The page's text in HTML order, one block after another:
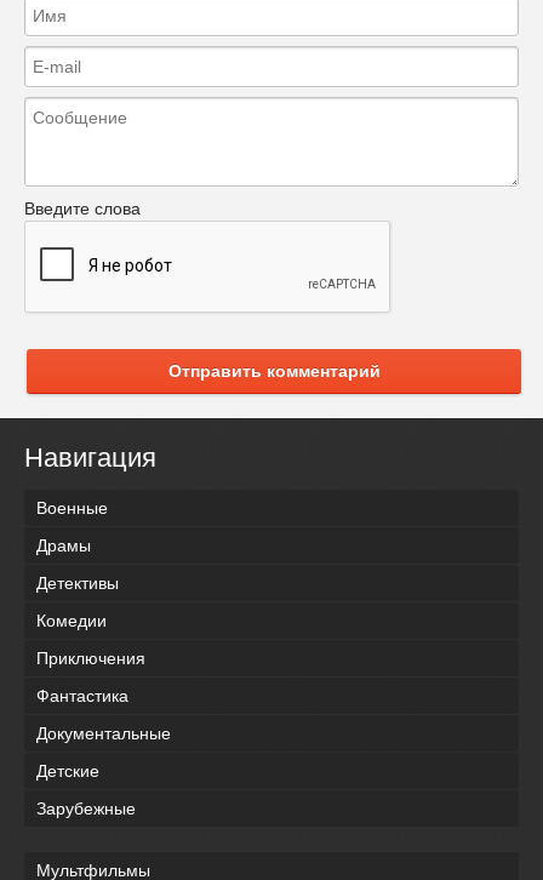
Введите слова
Отправить комментарий
Навигация
Военные
Драмы
Детективы
Комедии
Приключения
Фантастика
Документальные
Детские
Зарубежные
Мультфильмы